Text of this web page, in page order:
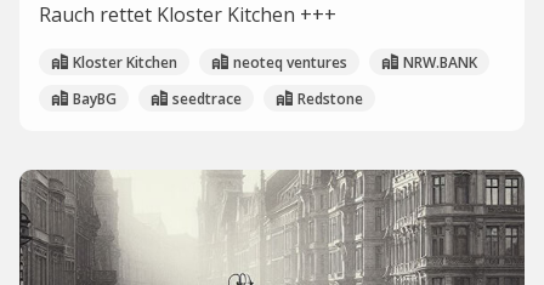
Rauch rettet Kloster Kitchen +++
Kloster Kitchen neoteq ventures
NRW.BANK
BayBG
seedtrace Redstone